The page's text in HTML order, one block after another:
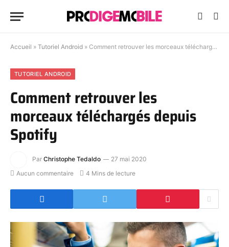
Accueil » Tutoriel Android » Comment retrouver les morceaux téléchargés depuis Spotify
TUTORIEL ANDROID
Comment retrouver les
morceaux téléchargés depuis
Spotify
Par Christophe Tedaldo
27 mai 2020
Aucun commentaire
4 Mins de lecture